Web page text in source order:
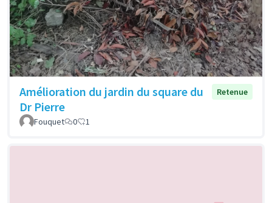
Amélioration du jardin du square du
Dr Pierre
Retenue
Fouquet 0 1